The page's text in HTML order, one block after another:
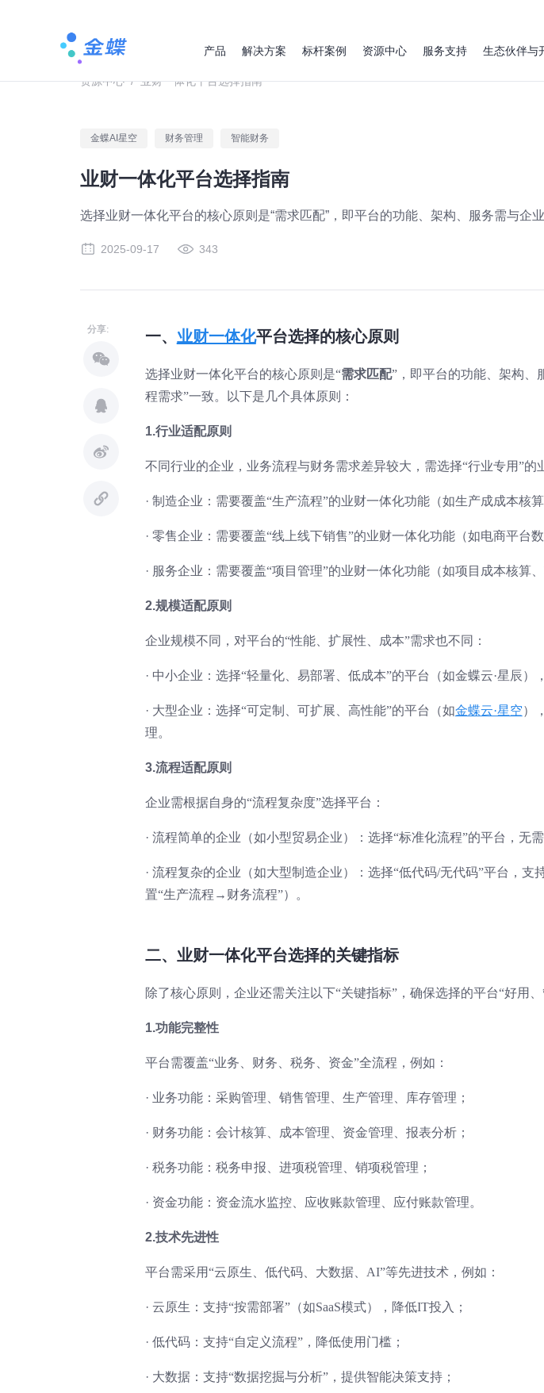
产品 解决方案 标杆案例 资源中心 服务支持 生态伙伴与
资源中心 / 业财一体化平台选择指南
金蝶AI星空 财务管理 智能财务
业财一体化平台选择指南
选择业财一体化平台的核心原则是“需求匹配”，即平台的功能、架构、服务需与企业
2025-09-17 343
分享: 一、 业财一体化平台选择的核心原则
选择业财一体化平台的核心原则是“需求匹配”，即平台的功能、架构、
程需求”一致。以下是几个具体原则：
1.行业适配原则
不同行业的企业，业务流程与财务需求差异较大，需选择“行业专用”的
· 制造企业：需要覆盖“生产流程”的业财一体化功能（如生产成成本核
· 零售企业：需要覆盖“线上线下销售”的业财一体化功能（如电商平台
· 服务企业：需要覆盖“项目管理”的业财一体化功能（如项目成本核算、
2.规模适配原则
企业规模不同，对平台的“性能、扩展性、成本”需求也不同：
· 中小企业：选择“轻量化、易部署、低成本”的平台（如金蝶云·星辰）
· 大型企业：选择“可定制、可扩展、高性能”的平台（如金蝶云·星空）
理。
3.流程适配原则
企业需根据自身的“流程复杂度”选择平台：
· 流程简单的企业（如小型贸易企业）：选择“标准化流程”的平台，无需
· 流程复杂的企业（如大型制造企业）：选择“低代码/无代码”平台，支
置“生产流程→财务流程”）。
二、业财一体化平台选择的关键指标
除了核心原则，企业还需关注以下“关键指标”，确保选择的平台“好用、
1.功能完整性
平台需覆盖“业务、财务、税务、资金”全流程，例如：
· 业务功能：采购管理、销售管理、生产管理、库存管理；
· 财务功能：会计核算、成本管理、资金管理、报表分析；
· 税务功能：税务申报、进项税管理、销项税管理；
· 资金功能：资金流水监控、应收账款管理、应付账款管理。
2.技术先进性
平台需采用“云原生、低代码、大数据、AI”等先进技术，例如：
· 云原生：支持“按需部署”（如SaaS模式），降低IT投入；
· 低代码：支持“自定义流程”，降低使用门槛；
· 大数据：支持“数据挖掘与分析”，提供智能决策支持；